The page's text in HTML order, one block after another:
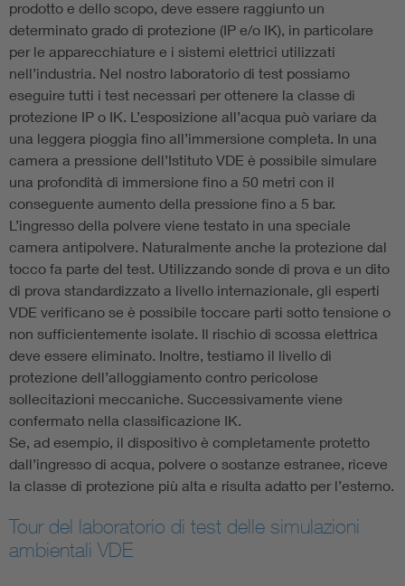
prodotto e dello scopo, deve essere raggiunto un
determinato grado di protezione (IP e/o IK), in particolare
per le apparecchiature e i sistemi elettrici utilizzati
nell’industria. Nel nostro laboratorio di test possiamo
eseguire tutti i test necessari per ottenere la classe di
protezione IP o IK. L’esposizione all’acqua può variare da
una leggera pioggia fino all’immersione completa. In una
camera a pressione dell’Istituto VDE è possibile simulare
una profondità di immersione fino a 50 metri con il
conseguente aumento della pressione fino a 5 bar.
L’ingresso della polvere viene testato in una speciale
camera antipolvere. Naturalmente anche la protezione dal
tocco fa parte del test. Utilizzando sonde di prova e un dito
di prova standardizzato a livello internazionale, gli esperti
VDE verificano se è possibile toccare parti sotto tensione o
non sufficientemente isolate. Il rischio di scossa elettrica
deve essere eliminato. Inoltre, testiamo il livello di
protezione dell’alloggiamento contro pericolose
sollecitazioni meccaniche. Successivamente viene
confermato nella classificazione IK.
Se, ad esempio, il dispositivo è completamente protetto
dall’ingresso di acqua, polvere o sostanze estranee, riceve
la classe di protezione più alta e risulta adatto per l’esterno.
Tour del laboratorio di test delle simulazioni
ambientali VDE